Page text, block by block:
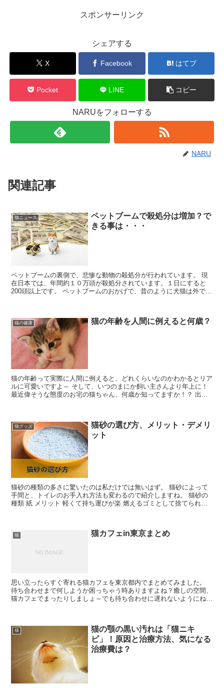
スポンサーリンク
シェアする
X Facebook はてブ
Pocket LINE コピー
NARUをフォローする
NARU
関連記事
猫ニュース
ペットブームで殺処分は増加？で
きる事は・・・
ペットブームの裏側で、悲惨な動物の殺処分が行われています。 現
在日本では、年間約１０万頭が殺処分されています。１日にすると
200頭以上です。 ペットブームのおかげで、昔のように犬猫は外で飼
猫の健康 猫の年齢を人間に例えると何歳？
猫の年齢って実際に人間に例えると、どれくらいなのかわかるとリア
ルに可愛いですよ～ そして、いつのまにか飼い主さんより年上に！
最近偉そうな態度のお宅の猫ちゃん、何歳か知ってますか！？ 出生
猫グッズ
猫砂の選び方、メリット・デメリ
ット
猫砂の種類の多さに驚いたのは私だけでは無いはず。 猫砂によって
手間と、トイレのお手入れ方法も変わるので紹介しますね。 猫砂の
種類 紙 メリット 軽くて持ち運びが楽 燃えるゴミとして捨てられる
猫 猫カフェin東京まとめ
思い立ったらすぐ寄れる猫カフェを東京都内でまとめてみました。
待ち合わせまで何しようか困っちゃう時ありますよね？癒しの空間、
猫カフェでまったりしましょ～でも待ち合わせに遅れないようにね！
猫
猫の顎の黒い汚れは「猫ニキ
ビ」！原因と治療方法、気になる
治療費は？